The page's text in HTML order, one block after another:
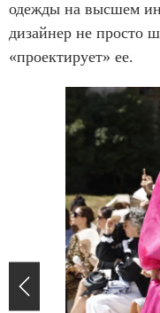
одежды на высшем
дизайнер не просто
«проектирует» ее.